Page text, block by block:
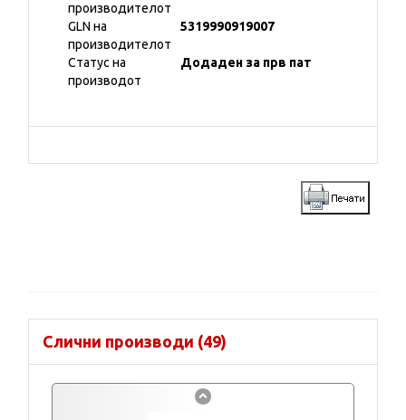
производителот
GLN на
производителот
5319990919007
Статус на
производот
Додаден за прв пат
Слични производи (49)